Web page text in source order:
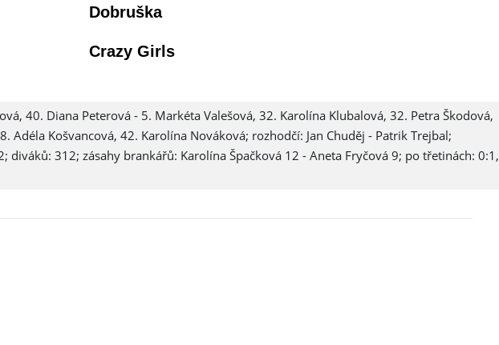
Dobruška
Crazy Girls
40. Diana Peterová - 5. Markéta Valešová, 32. Karolína Klubalová, 32. Petra Škodová,
Adéla Košvancová, 42. Karolína Nováková; rozhodčí: Jan Chuděj - Patrik Trejbal;
diváků: 312; zásahy brankářů: Karolína Špačková 12 - Aneta Fryčová 9; po třetinách: 0:1,